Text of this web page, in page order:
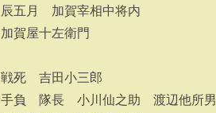
辰五月 加賀宰相中将内
加賀屋十左衛門
戦死 吉田小三郎
手負 隊長 小川仙之助 渡辺他所男